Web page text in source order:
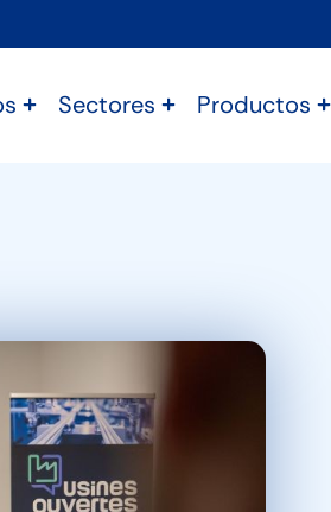
Sectores Productos